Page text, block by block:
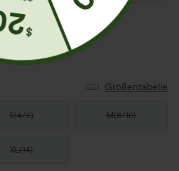
Größentabelle
S(4/6) M(8/10)
XL(14)